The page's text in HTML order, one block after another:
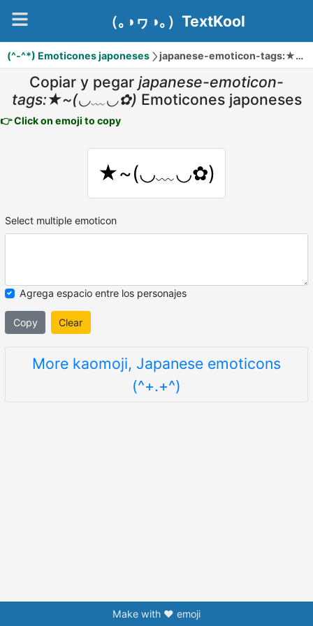
（｡◑ヮ◑｡）TextKool
(^-^*) Emoticones japoneses japanese-emoticon-tags:★~(◡﹏◡✿)
Copiar y pegar japanese-emoticon-
tags:★~(◡﹏◡✿) Emoticones japoneses
👉 Click on emoji to copy
★~(◡﹏◡✿)
Select multiple emoticon
Agrega espacio entre los personajes
Copy Clear
More kaomoji, Japanese emoticons
(^+.+^)
Make with ❤️ emoji